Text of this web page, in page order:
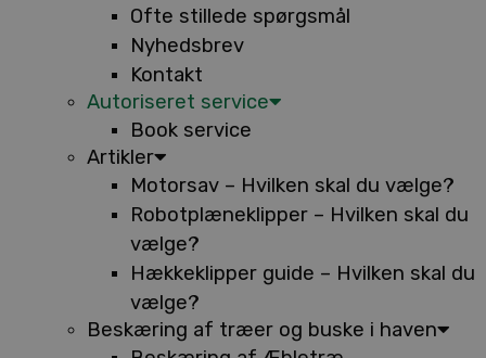
Ofte stillede spørgsmål
Nyhedsbrev
Kontakt
Autoriseret service
Book service
Artikler
Motorsav – Hvilken skal du vælge?
Robotplæneklipper – Hvilken skal du
vælge?
Hækkeklipper guide – Hvilken skal du
vælge?
Beskæring af træer og buske i haven